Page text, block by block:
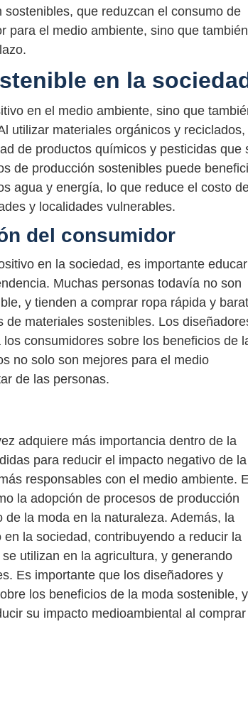
que reduzcan el consumo de
para el medio ambiente, sino que también
en la
en el medio ambiente, sino que
utilizar materiales orgánicos y reciclados,
de productos químicos y pesticidas que
de producción sostenibles puede
agua y energía, lo que reduce el costo
y localidades vulnerables.
del consumidor
en la sociedad, es importante
Muchas personas todavía no son
y tienden a comprar ropa rápida y
materiales sostenibles. Los
consumidores sobre los beneficios de
no solo son mejores para el medio
de las personas.
adquiere más importancia dentro de la
para reducir el impacto negativo de la
responsables con el medio ambiente.
la adopción de procesos de producción
la moda en la naturaleza. Además, la
la sociedad, contribuyendo a reducir la
utilizan en la agricultura, y generando
Es importante que los diseñadores y
los beneficios de la moda sostenible, y
su impacto medioambiental al comprar